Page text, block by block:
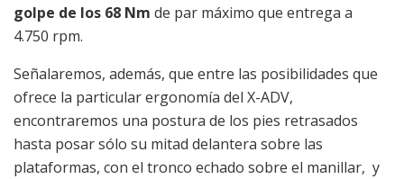
golpe de los 68 Nm de par máximo que entrega a
4.750 rpm.
Señalaremos, además, que entre las posibilidades que
ofrece la particular ergonomía del X-ADV,
encontraremos una postura de los pies retrasados
hasta posar sólo su mitad delantera sobre las
plataformas, con el tronco echado sobre el manillar, y